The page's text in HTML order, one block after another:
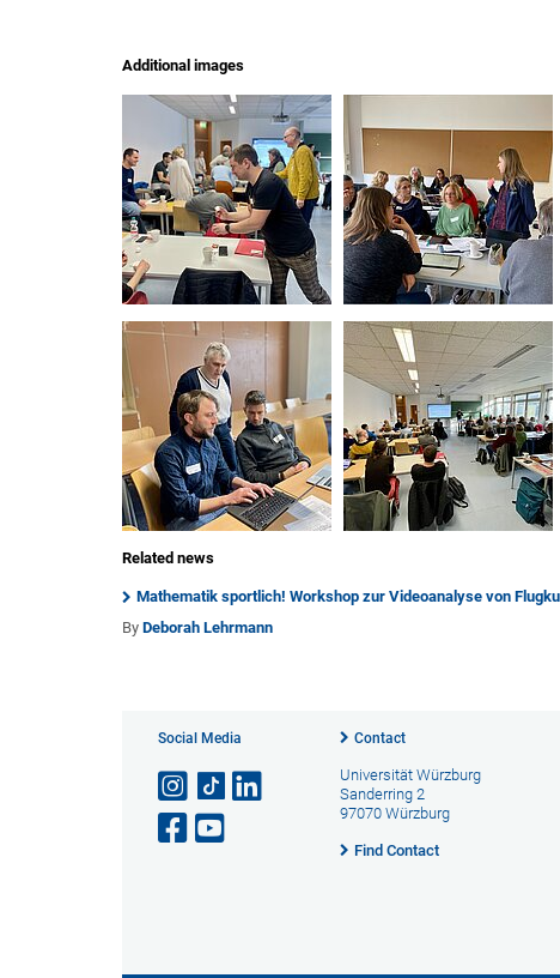
Additional images
Related news
Mathematik sportlich! Workshop zur Videoanalyse von
By Deborah Lehrmann
Social Media Contact
Universität Würzburg
Sanderring 2
97070 Würzburg
Find Contact